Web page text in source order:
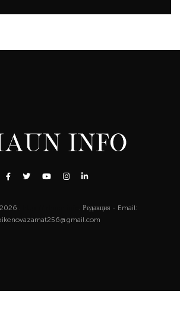
.
. Редакция - Email: